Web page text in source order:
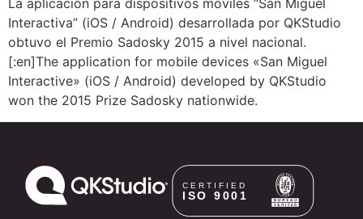
La aplicación para dispositivos móviles “San Miguel
Interactiva” (iOS / Android) desarrollada por QKStudio
obtuvo el Premio Sadosky 2015 a nivel nacional.
[:en]The application for mobile devices «San Miguel
Interactive» (iOS / Android) developed by QKStudio
won the 2015 Prize Sadosky nationwide.